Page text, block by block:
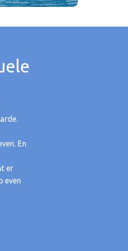
En
er
even